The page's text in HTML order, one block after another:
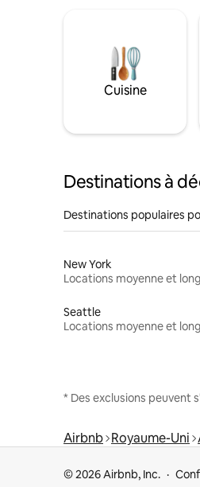
Cuisine
Destinations à
Destinations populaires
New York
Seattle
* Des exclusions peuvent
Airbnb Royaume-Uni
© 2026 Airbnb, Inc.